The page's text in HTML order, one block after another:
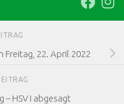
22. April 2022
– HSV I abgesagt